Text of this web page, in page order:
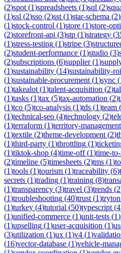
(2)spot (1)spreadsheets (1)sql (2)
(1)ssl (2)sso (2)sst (1)star-schema (2)
(1)stock-control (1)store (1)store-
(2)storefront-api (3)stp (1)strategy (
(1)stress-testing (1)stripe (3)
(2)student-performance (1)studio (3)
(2)subscriptions (6)supplier(1)
(1)sustainability (14)sustainability-roi
(1)sustainable-procurement (1)sync (
(1)takealot (1)talent-acquisition (2)
(1)tasks (1)tax (5)tax-automation (2)
(1)tco (5)tco-analysis (1)tds (1)team (
(1)technical-seo (4)technology (2)
(1)terraform (1)territory-management
(1)textile (2)theme-development (2)
(1)third-party (1)throttling (1)
(1)tiktok-shop (4)time-off(1)time-
(2)timeline (5)timesheets (2)tms (1)
(1)tools (1)tourism (1)traceability (6)
secrets (1)trading (1)training (8)
(1)transparency (3)travel (3)trends (2
(1)troubleshooting (40)trust (1)tryton
(1)turkey (4)tutorial (50)typescript (4
(1)unified-commerce (1)unit-tests (1)
(1)upselling (1)user-acquisition (1)
(3)utilization (1)ux (1)v4 (1)
(16)vector-database (1)vehicle-